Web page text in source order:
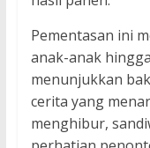
Pementasan ini
anak-anak
menunjukkan
cerita yang
menghibur,